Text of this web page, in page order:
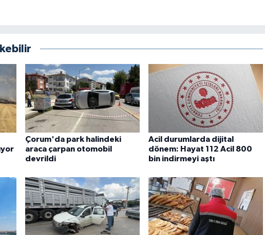
Çorum'da park halindeki
araca çarpan otomobil
devrildi
Acil durumlarda dijital
dönem: Hayat 112 Acil 800
bin indirmeyi aştı